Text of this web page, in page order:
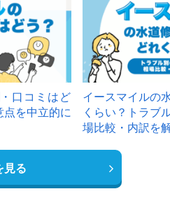
口コミはど
点を中立的に
イースマイルの
くらい？トラブ
場比較・内訳を
見る